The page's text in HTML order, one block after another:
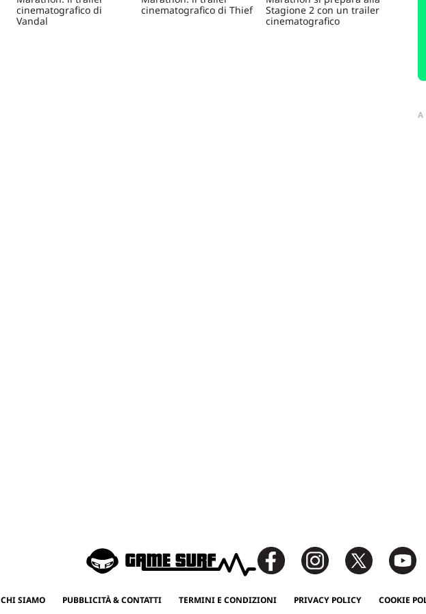
cinematografico di
Vandal
cinematografico di Thief
Stagione 2 con un trailer
cinematografico
CHI SIAMO PUBBLICITÀ & CONTATTI TERMINI E CONDIZIONI PRIVACY POLICY COOKIE